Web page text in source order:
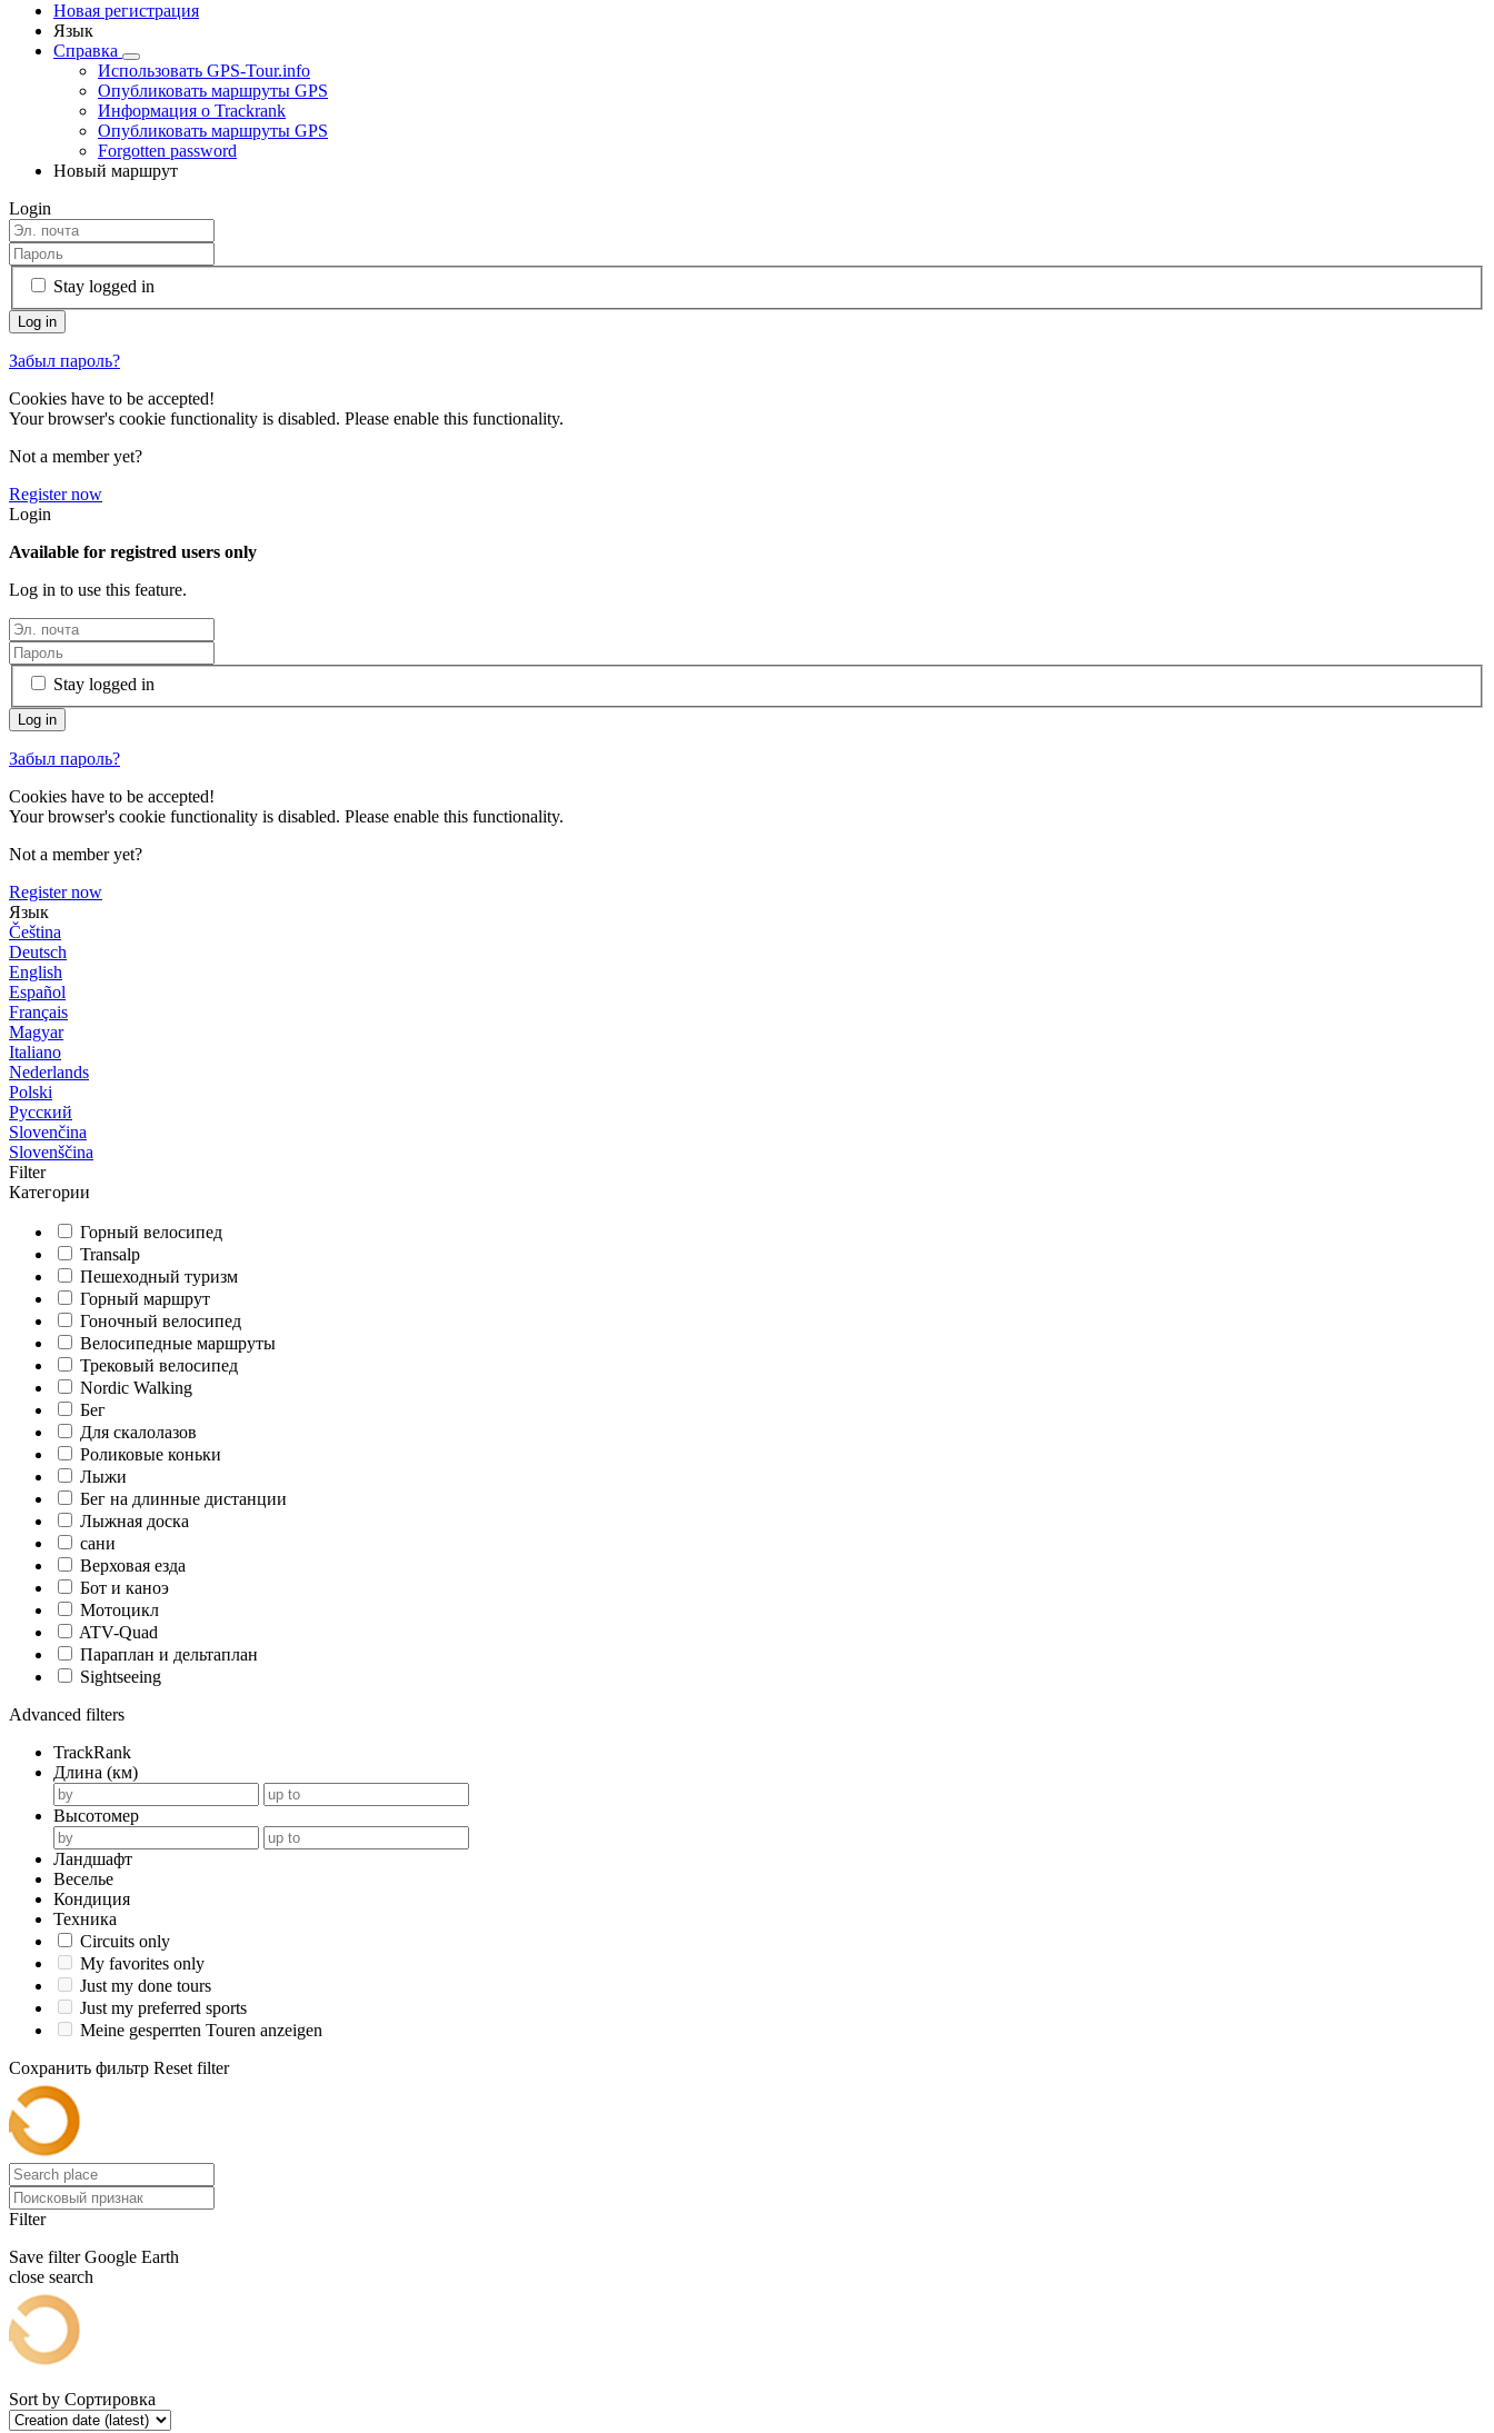
Новая регистрация
Язык
Справка
Использовать GPS-Tour.info
Опубликовать маршруты GPS
Информация о Trackrank
Опубликовать маршруты GPS
Forgotten password
Новый маршрут
Login
Stay logged in
Забыл пароль?
Cookies have to be accepted!
Your browser's cookie functionality is disabled. Please enable this functionality.
Not a member yet?
Register now
Login
Available for registred users only
Log in to use this feature.
Stay logged in
Забыл пароль?
Cookies have to be accepted!
Your browser's cookie functionality is disabled. Please enable this functionality.
Not a member yet?
Register now
Язык
Čeština
Deutsch
English
Español
Français
Magyar
Italiano
Nederlands
Polski
Русский
Slovenčina
Slovenščina
Filter
Категории
Горный велосипед
Transalp
Пешеходный туризм
Горный маршрут
Гоночный велосипед
Велосипедные маршруты
Трековый велосипед
Nordic Walking
Бег
Для скалолазов
Роликовые коньки
Лыжи
Бег на длинные дистанции
Лыжная доска
сани
Верховая езда
Бот и каноэ
Мотоцикл
ATV-Quad
Параплан и дельтаплан
Sightseeing
Advanced filters
TrackRank
Длина (км)
Высотомер
Ландшафт
Веселье
Кондиция
Техника
Circuits only
My favorites only
Just my done tours
Just my preferred sports
Meine gesperrten Touren anzeigen
Сохранить фильтр Reset filter
Filter
Save filter Google Earth
close search
Sort by Сортировка